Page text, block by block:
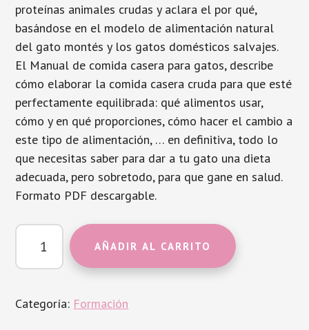
proteínas animales crudas y aclara el por qué,
basándose en el modelo de alimentación natural
del gato montés y los gatos domésticos salvajes.
El Manual de comida casera para gatos, describe
cómo elaborar la comida casera cruda para que esté
perfectamente equilibrada: qué alimentos usar,
cómo y en qué proporciones, cómo hacer el cambio a
este tipo de alimentación, … en definitiva, todo lo
que necesitas saber para dar a tu gato una dieta
adecuada, pero sobretodo, para que gane en salud.
Formato PDF descargable.
Manual
comida
casera
gatos
AÑADIR AL CARRITO
Categoría: Formación